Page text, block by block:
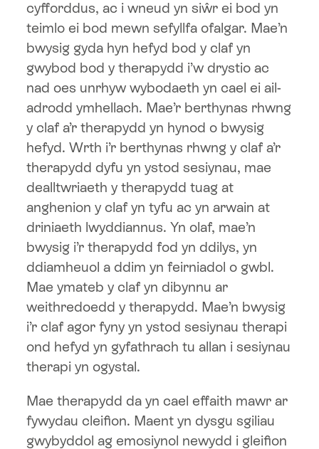
cyfforddus, ac i wneud yn siŵr ei bod yn
teimlo ei bod mewn sefyllfa ofalgar. Mae’n
bwysig gyda hyn hefyd bod y claf yn
gwybod bod y therapydd i’w drystio ac
nad oes unrhyw wybodaeth yn cael ei ail-
adrodd ymhellach. Mae’r berthynas rhwng
y claf a’r therapydd yn hynod o bwysig
hefyd. Wrth i’r berthynas rhwng y claf a’r
therapydd dyfu yn ystod sesiynau, mae
dealltwriaeth y therapydd tuag at
anghenion y claf yn tyfu ac yn arwain at
driniaeth lwyddiannus. Yn olaf, mae’n
bwysig i’r therapydd fod yn ddilys, yn
ddiamheuol a ddim yn feirniadol o gwbl.
Mae ymateb y claf yn dibynnu ar
weithredoedd y therapydd. Mae’n bwysig
i’r claf agor fyny yn ystod sesiynau therapi
ond hefyd yn gyfathrach tu allan i sesiynau
therapi yn ogystal.
Mae therapydd da yn cael effaith mawr ar
fywydau cleifion. Maent yn dysgu sgiliau
gwybyddol ag emosiynol newydd i gleifion